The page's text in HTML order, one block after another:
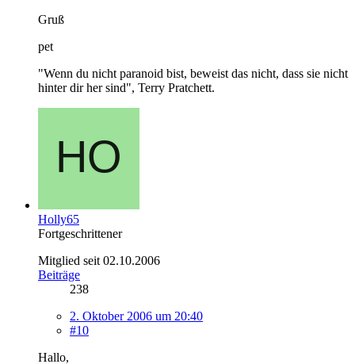
Gruß
pet
"Wenn du nicht paranoid bist, beweist das nicht, dass sie nicht
hinter dir her sind", Terry Pratchett.
Holly65
Fortgeschrittener
Mitglied seit 02.10.2006
Beiträge
238
2. Oktober 2006 um 20:40
#10
Hallo,